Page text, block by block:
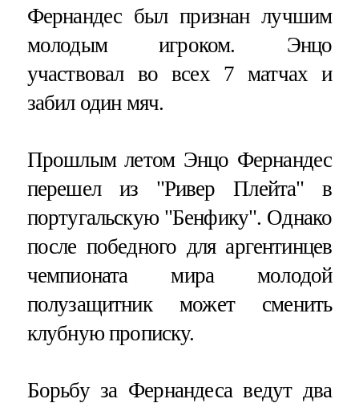
Фернандес был признан лучшим
молодым игроком. Энцо
участвовал во всех 7 матчах и
забил один мяч.
Прошлым летом Энцо Фернандес
перешел из "Ривер Плейта" в
португальскую "Бенфику". Однако
после победного для аргентинцев
чемпионата мира молодой
полузащитник может сменить
клубную прописку.
Борьбу за Фернандеса ведут два